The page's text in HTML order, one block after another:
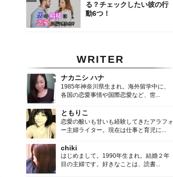
る？チェックしたい彼の行
動6つ！
WRITER
ナカニシ ハナ
1985年神奈川県生まれ。海外留学中に、
各国の恋愛事情や国際恋愛など、世...
ともりこ
恋愛の酸いも甘いも経験してきたアラフォ
ー主婦ライター。現在は仕事と育児に...
chiki
はじめまして。1990年生まれ。結婚２年
目の主婦です。好きなことは、読書...